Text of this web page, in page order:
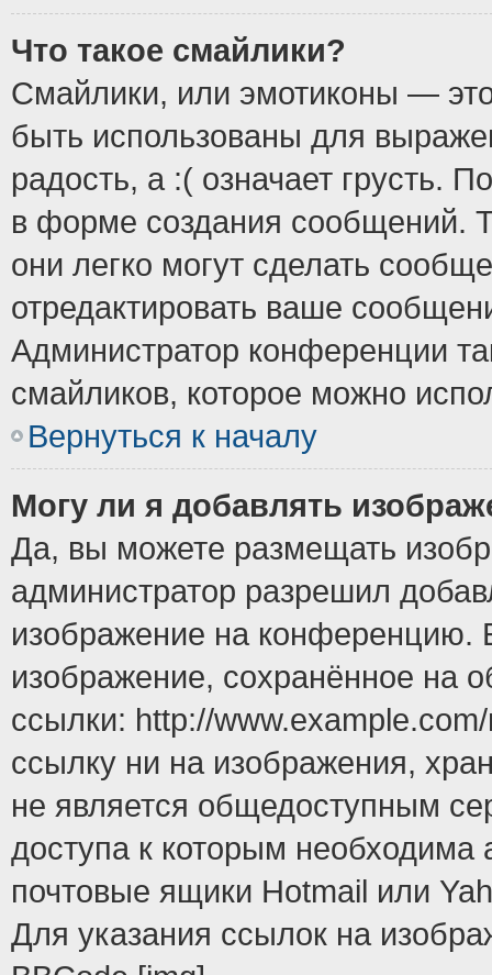
Что такое смайлики?
Смайлики, или эмотиконы —
быть использованы для
радость, а :( означает грусть.
в форме создания сообщений.
они легко могут сделать
отредактировать ваше
Администратор конференции
смайликов, которое можно
Вернуться к началу
Могу ли я добавлять
Да, вы можете размещать
администратор разрешил
изображение на конференцию.
изображение, сохранённое на
ссылки: http://
ссылку ни на изображения,
не является общедоступным
доступа к которым
почтовые ящики Hotmail или
Для указания ссылок на